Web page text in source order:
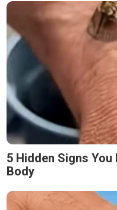
5 Hidden Signs
Body